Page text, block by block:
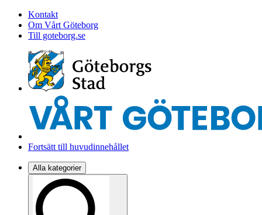
Kontakt
Om Vårt Göteborg
Till goteborg.se
Fortsätt till huvudinnehållet
Alla kategorier